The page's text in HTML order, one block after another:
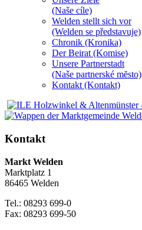
(Naše cíle)
Welden stellt sich vor
(Welden se představuje)
Chronik (Kronika)
Der Beirat (Komise)
Unsere Partnerstadt
(Naše partnerské mĕsto)
Kontakt (Kontakt)
Kontakt
Markt Welden
Marktplatz 1
86465 Welden
Tel.: 08293 699-0
Fax: 08293 699-50